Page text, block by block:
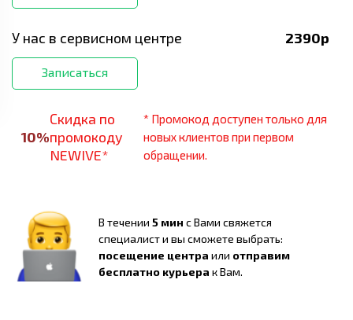
У нас в сервисном центре 2390р
Записаться
10%
Скидка по
промокоду
NEWIVE*
* Промокод доступен только для
новых клиентов при первом
обращении.
В течении 5 мин с Вами свяжется
специалист и вы сможете выбрать:
посещение центра или отправим
бесплатно курьера к Вам.